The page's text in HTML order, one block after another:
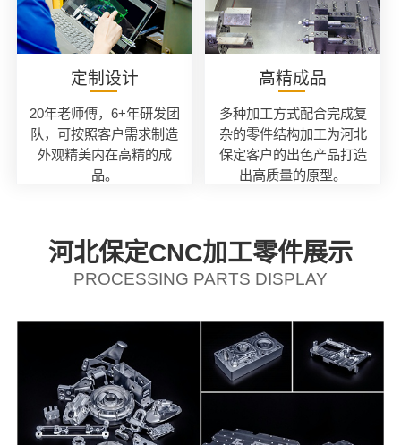
定制设计
20年老师傅，6+年研发团
队，可按照客户需求制造
外观精美内在高精的成
品。
高精成品
多种加工方式配合完成复
杂的零件结构加工为河北
保定客户的出色产品打造
出高质量的原型。
河北保定CNC加工零件展示
PROCESSING PARTS DISPLAY